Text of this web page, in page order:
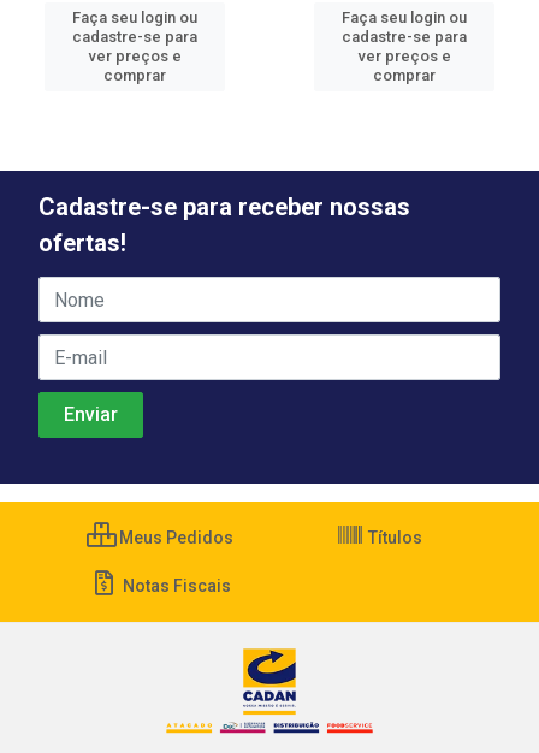
Faça seu login ou
cadastre-se para
ver preços e
comprar
Faça seu login ou
cadastre-se para
ver preços e
comprar
Cadastre-se para receber nossas
ofertas!
Meus Pedidos Títulos
Notas Fiscais